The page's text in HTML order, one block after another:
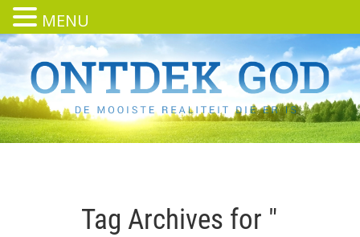
Tag Archives for "
MENU